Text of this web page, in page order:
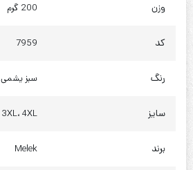
دور ساق : 85 تا 95
چارت سایز 4XL
دور سینه : 110 تا 120
وزن 200 گرم
کد 7959
رنگ سبز یشمی
سایز 3XL، 4XL
برند Melek